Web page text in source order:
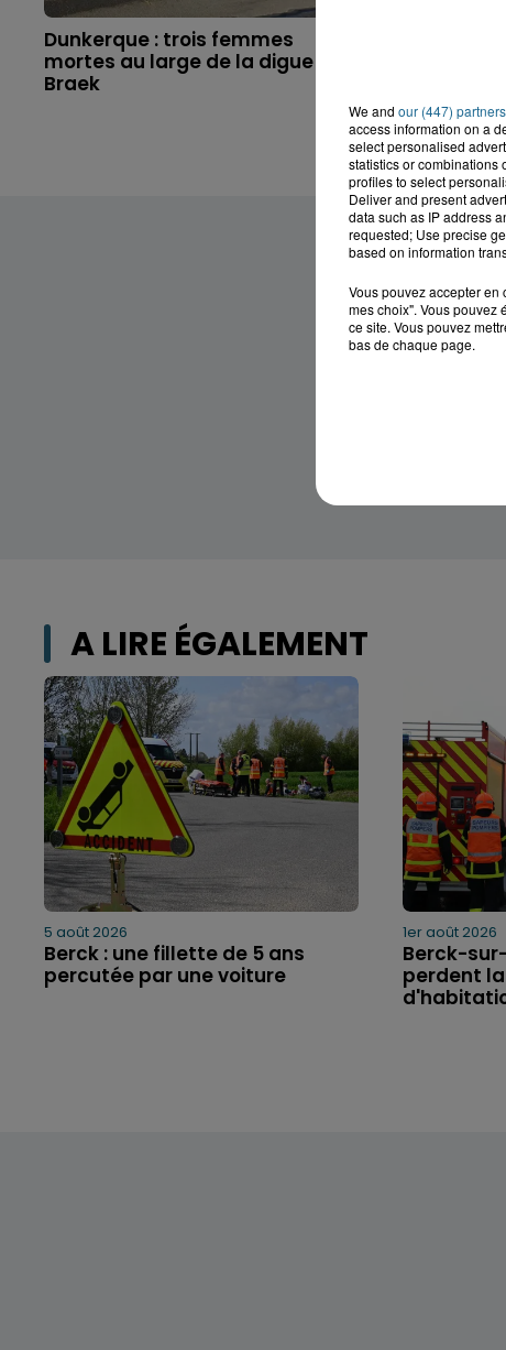
Dunkerque : trois femmes
mortes au large de la digue du
Braek
A LIRE ÉGALEMENT
5 août 2026
Berck : une fillette de 5 ans
percutée par une voiture
1er août 2026
Berck-
perdent
We and our (447) partners
access information on a
select personalised
statistics or combinations
profiles to select
Deliver and present
data such as IP address
requested; Use precise
based on information
Vous pouvez accepter en
mes choix". Vous pouvez
ce site. Vous pouvez
bas de chaque page.